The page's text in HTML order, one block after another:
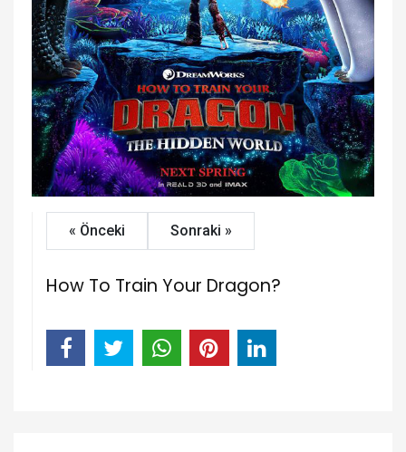
« Önceki Sonraki »
How To Train Your Dragon?